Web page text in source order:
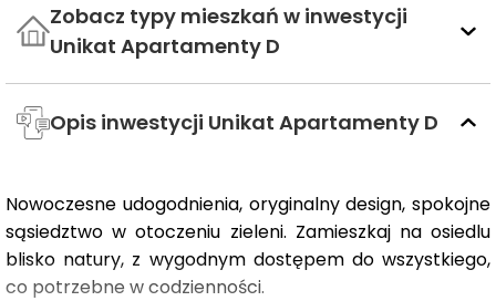
Zobacz typy mieszkań w inwestycji
Unikat Apartamenty D
Opis inwestycji Unikat Apartamenty D
Nowoczesne udogodnienia, oryginalny design, spokojne
sąsiedztwo w otoczeniu zieleni. Zamieszkaj na osiedlu
blisko natury, z wygodnym dostępem do wszystkiego,
co potrzebne w codzienności.